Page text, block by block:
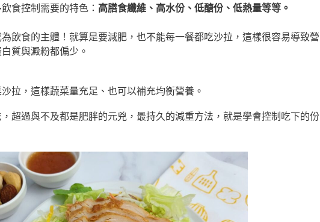
食控制需要的特色： 高膳食纖維、高水份、低醣份、低熱量等等。
飲食的主體！就算是要減肥，也不能每一餐都吃沙拉，這樣很容易導致營
質與澱粉都偏少。
拉，這樣蔬菜量充足、也可以補充均衡營養。
超過與不及都是肥胖的元兇，最持久的減重方法，就是學會控制吃下的份